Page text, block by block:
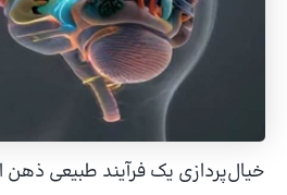
خیال‌پردازی یک فرآیند طبیعی